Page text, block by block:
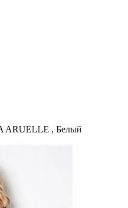
ARUELLE , Белый